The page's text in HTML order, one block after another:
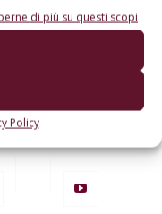
di più su questi scopi
Policy